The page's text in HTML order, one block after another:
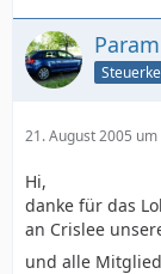
21. August 2005 um
Hi,
danke für das
an Crislee
und alle